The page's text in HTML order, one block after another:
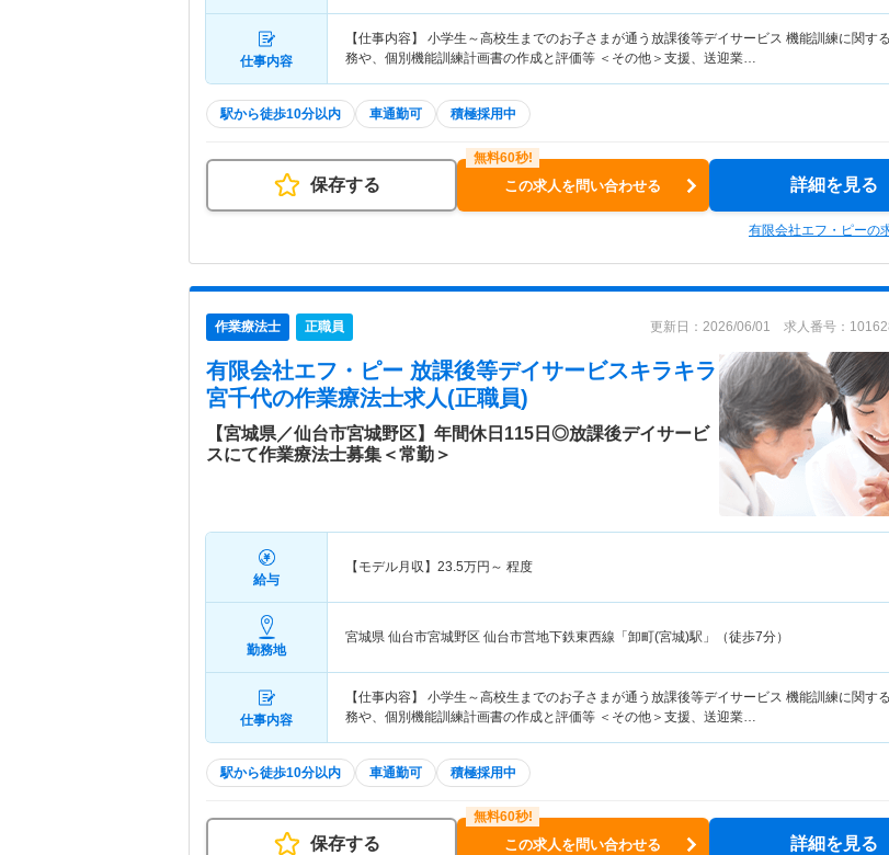
仕事内容
【仕事内容】 小学生～高校生までのお子さまが通う放課後等デイサービス 機能訓練に関す
務や、個別機能訓練計画書の作成と評価等 ＜その他＞支援、送迎業…
駅から徒歩10分以内 車通勤可 積極採用中
保存する この求人を問い合わせる 詳細を見る
有限会社エフ・ピーの
作業療法士 正職員 更新日：2026/06/01 求人番号：
有限会社エフ・ピー 放課後等デイサービスキラキラ
宮千代の作業療法士求人(正職員)
【宮城県／仙台市宮城野区】年間休日115日◎放課後デイサービ
スにて作業療法士募集＜常勤＞
給与
【モデル月収】 23.5万円～ 程度
勤務地
宮城県 仙台市宮城野区 仙台市営地下鉄東西線「卸町(宮城)駅」（徒歩7分）
仕事内容
【仕事内容】 小学生～高校生までのお子さまが通う放課後等デイサービス 機能訓練に関す
務や、個別機能訓練計画書の作成と評価等 ＜その他＞支援、送迎業…
駅から徒歩10分以内 車通勤可 積極採用中
保存する この求人を問い合わせる 詳細を見る